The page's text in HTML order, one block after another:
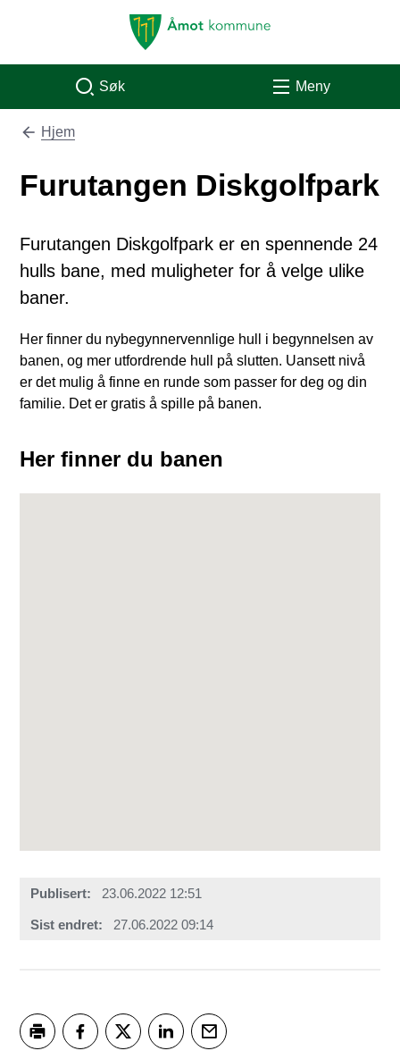
Åmot kommune
Søk Meny
Du er her:
Hjem
Furutangen Diskgolfpark
Furutangen Diskgolfpark er en spennende 24
hulls bane, med muligheter for å velge ulike
baner.
Her finner du nybegynnervennlige hull i begynnelsen av
banen, og mer utfordrende hull på slutten. Uansett nivå
er det mulig å finne en runde som passer for deg og din
familie. Det er gratis å spille på banen.
Her finner du banen
Publisert 23.06.2022 12:51
Sist endret 27.06.2022 09:14